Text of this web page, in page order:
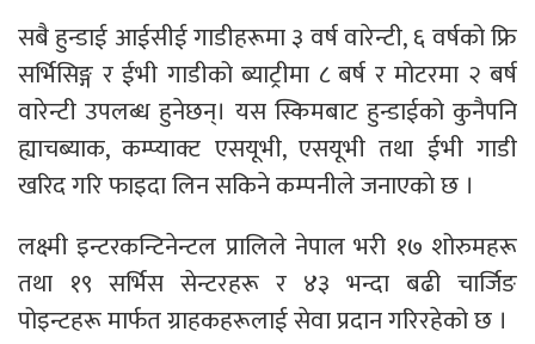
सबै हुन्डाई आईसीई गाडीहरूमा ३ वर्ष वारेन्टी, ६ वर्षको फ्रि
सर्भिसिङ्ग र ईभी गाडीको ब्याट्रीमा ८ बर्ष र मोटरमा २ बर्ष
वारेन्टी उपलब्ध हुनेछन्। यस स्किमबाट हुन्डाईको कुनैपनि
ह्याचब्याक, कम्प्याक्ट एसयूभी, एसयूभी तथा ईभी गाडी
खरिद गरि फाइदा लिन सकिने कम्पनीले जनाएकाे छ ।
लक्ष्मी इन्टरकन्टिनेन्टल प्रालिले नेपाल भरी १७ शोरुमहरू
तथा १९ सर्भिस सेन्टरहरू र ४३ भन्दा बढी चार्जिङ
पोइन्टहरू मार्फत ग्राहकहरूलाई सेवा प्रदान गरिरहेको छ ।